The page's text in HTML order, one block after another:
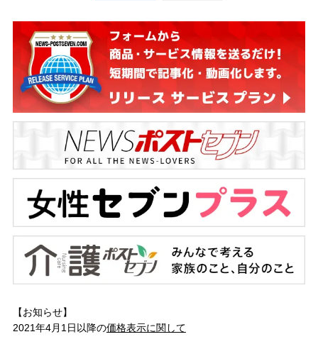
【お知らせ】
2021年4月1日以降の価格表示に関して